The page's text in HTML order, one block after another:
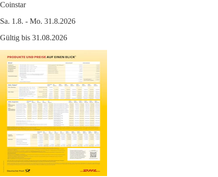
Coinstar
Sa. 1.8. - Mo. 31.8.2026
Gültig bis 31.08.2026